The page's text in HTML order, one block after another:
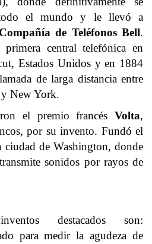
el mundo y le llevó a
Compañía de Teléfonos Bell.
central telefónica en
Estados Unidos y en 1884
de larga distancia entre
y New York.
el premio francés Volta,
por su invento. Fundó el
de Washington, donde
sonidos por rayos de
destacados son:
para medir la agudeza de